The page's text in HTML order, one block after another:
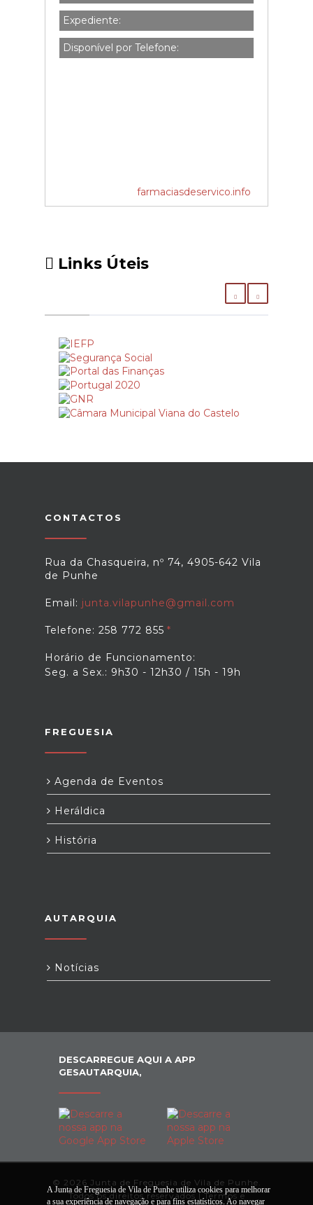
Expediente:
Disponível por Telefone:
farmaciasdeservico.info
Links Úteis
CONTACTOS
Rua da Chasqueira, nº 74, 4905-642 Vila
de Punhe
Email: junta.vilapunhe@gmail.com
Telefone: 258 772 855
Horário de Funcionamento:
Seg. a Sex.: 9h30 - 12h30 / 15h - 19h
FREGUESIA
Agenda de Eventos
Heráldica
História
AUTARQUIA
Notícias
DESCARREGUE AQUI A APP
GESAUTARQUIA,
© 2026 Junta de Freguesia de Vila de Punhe.
Todos os direitos reservados |Termos e
A Junta de Freguesia de Vila de Punhe utiliza cookies para melhorar
a sua experiência de navegação e para fins estatísticos. Ao navegar